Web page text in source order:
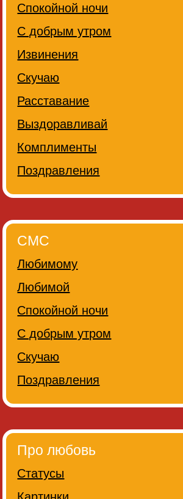
Спокойной ночи
С добрым утром
Извинения
Скучаю
Расставание
Выздоравливай
Комплименты
Поздравления
СМС
Любимому
Любимой
Спокойной ночи
С добрым утром
Скучаю
Поздравления
Про любовь
Статусы